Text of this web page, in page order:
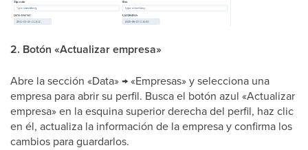
2. Botón «Actualizar empresa»
Abre la sección «Data» → «Empresas» y selecciona una
empresa para abrir su perfil. Busca el botón azul «Actualizar
empresa» en la esquina superior derecha del perfil, haz clic
en él, actualiza la información de la empresa y confirma los
cambios para guardarlos.